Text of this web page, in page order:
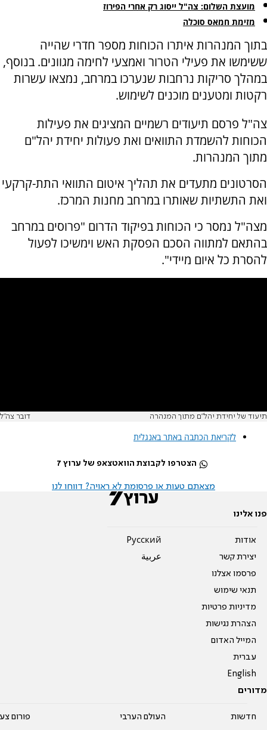
מועצת השלום: צה"ל ייסוג רק אחרי הפירוז
מזימת חמאס סוכלה
בתוך המנהרות איתרו הכוחות מספר חדרי שהייה
ששימשו את פעילי הטרור ואמצעי לחימה מגוונים. בנוסף,
במהלך סריקות נרחבות שנערכו במרחב, נמצאו עשרות
רקטות ומטענים מוכנים לשימוש.
צה"ל פרסם תיעודים רשמיים המציגים את פעילות
הכוחות להשמדת התוואים ואת פעולות יחידת יהל"ם
מתוך המנהרות.
הסרטונים מתעדים את תהליך איטום התוואי התת-קרקעי
ואת התשתיות שאותרו במרחב מחנות המרכז.
מצה"ל נמסר כי הכוחות בפיקוד הדרום "פרוסים במרחב
בהתאם למתווה הסכם הפסקת האש וימשיכו לפעול
להסרת כל איום מיידי".
תיעוד של יחידת יהל"ם מתוך המנהרה דובר צה"ל
לקריאת הכתבה באתר באנגלית
הצטרפו לקבוצת הוואטצאפ של ערוץ 7
מצאתם טעות או פרסומת לא ראויה? דווחו לנו
פנו אלינו
אודות
יצירת קשר
פרסמו אצלנו
תנאי שימוש
מדיניות פרטיות
הצהרת נגישות
המייל האדום
עברית
English
Pусский
عربية
מדורים
חדשות
העולם הערבי
פורום